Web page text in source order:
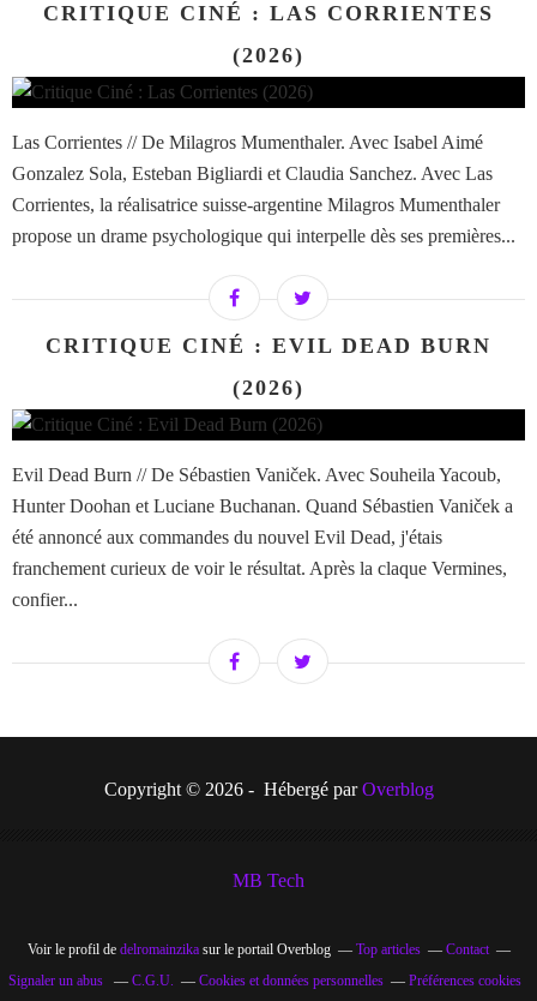
CRITIQUE CINÉ : LAS CORRIENTES
(2026)
Las Corrientes // De Milagros Mumenthaler. Avec Isabel Aimé
Gonzalez Sola, Esteban Bigliardi et Claudia Sanchez. Avec Las
Corrientes, la réalisatrice suisse-argentine Milagros Mumenthaler
propose un drame psychologique qui interpelle dès ses premières...
CRITIQUE CINÉ : EVIL DEAD BURN
(2026)
Evil Dead Burn // De Sébastien Vaniček. Avec Souheila Yacoub,
Hunter Doohan et Luciane Buchanan. Quand Sébastien Vaniček a
été annoncé aux commandes du nouvel Evil Dead, j'étais
franchement curieux de voir le résultat. Après la claque Vermines,
confier...
Copyright © 2026 - Hébergé parOverblog
MB Tech
Voir le profil de delromainzikasur le portail Overblog Top articles
Contact
Signaler un abus
C.G.U. Cookies et données personnelles Préférences cookies